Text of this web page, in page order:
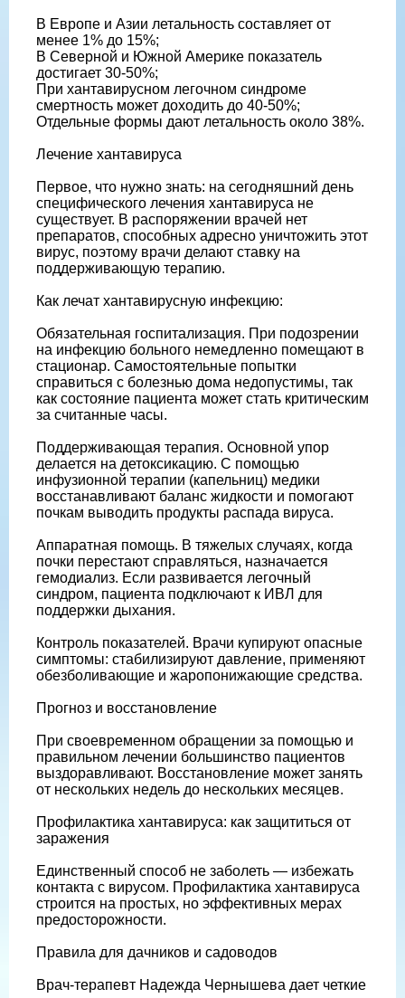
В Европе и Азии летальность составляет от
менее 1% до 15%;
В Северной и Южной Америке показатель
достигает 30-50%;
При хантавирусном легочном синдроме
смертность может доходить до 40-50%;
Отдельные формы дают летальность около 38%.
Лечение хантавируса
Первое, что нужно знать: на сегодняшний день
специфического лечения хантавируса не
существует. В распоряжении врачей нет
препаратов, способных адресно уничтожить этот
вирус, поэтому врачи делают ставку на
поддерживающую терапию.
Как лечат хантавирусную инфекцию:
Обязательная госпитализация. При подозрении
на инфекцию больного немедленно помещают в
стационар. Самостоятельные попытки
справиться с болезнью дома недопустимы, так
как состояние пациента может стать критическим
за считанные часы.
Поддерживающая терапия. Основной упор
делается на детоксикацию. С помощью
инфузионной терапии (капельниц) медики
восстанавливают баланс жидкости и помогают
почкам выводить продукты распада вируса.
Аппаратная помощь. В тяжелых случаях, когда
почки перестают справляться, назначается
гемодиализ. Если развивается легочный
синдром, пациента подключают к ИВЛ для
поддержки дыхания.
Контроль показателей. Врачи купируют опасные
симптомы: стабилизируют давление, применяют
обезболивающие и жаропонижающие средства.
Прогноз и восстановление
При своевременном обращении за помощью и
правильном лечении большинство пациентов
выздоравливают. Восстановление может занять
от нескольких недель до нескольких месяцев.
Профилактика хантавируса: как защититься от
заражения
Единственный способ не заболеть — избежать
контакта с вирусом. Профилактика хантавируса
строится на простых, но эффективных мерах
предосторожности.
Правила для дачников и садоводов
Врач-терапевт Надежда Чернышева дает четкие